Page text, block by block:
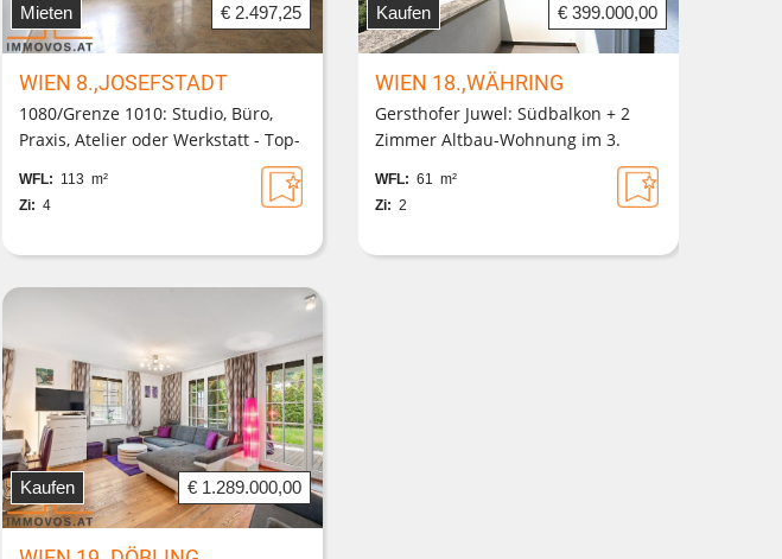
Mieten € 2.497,25
WIEN 8.,JOSEFSTADT
1080/Grenze 1010: Studio, Büro,
Praxis, Atelier oder Werkstatt - Top-
Lage bei U-2 Rathaus + direktem
Straßen-Direktzugang langfristig
anmietbar
WFL: 113 m²
Zi: 4
Kaufen € 399.000,00
WIEN 18.,WÄHRING
Gersthofer Juwel: Südbalkon + 2
Zimmer Altbau-Wohnung im 3.
Liftstock + Gemeinschaftsgarten +
barrierefreier Zugang
WFL: 61 m²
Zi: 2
Kaufen € 1.289.000,00